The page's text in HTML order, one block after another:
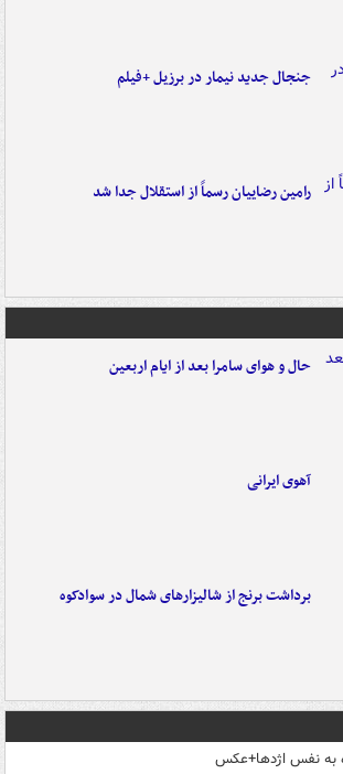
جنجال جدید نیمار در برزیل +فیلم
رامین رضاییان رسماً از استقلال جدا شد
حال و هوای سامرا بعد از ایام اربعین
آهوی ایرانی
برداشت برنج از شالیزارهای شمال در سوادکوه
به نفس اژدها+عکس